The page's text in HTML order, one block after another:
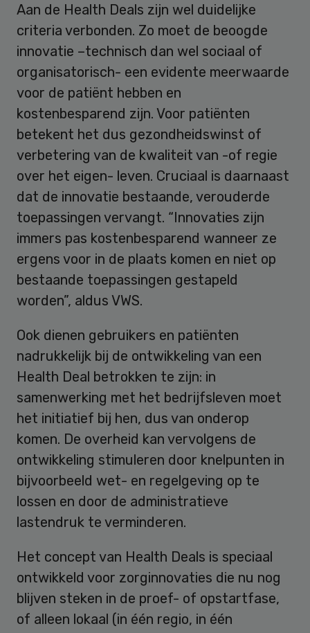
Aan de Health Deals zijn wel duidelijke
criteria verbonden. Zo moet de beoogde
innovatie –technisch dan wel sociaal of
organisatorisch- een evidente meerwaarde
voor de patiënt hebben en
kostenbesparend zijn. Voor patiënten
betekent het dus gezondheidswinst of
verbetering van de kwaliteit van -of regie
over het eigen- leven. Cruciaal is daarnaast
dat de innovatie bestaande, verouderde
toepassingen vervangt. “Innovaties zijn
immers pas kostenbesparend wanneer ze
ergens voor in de plaats komen en niet op
bestaande toepassingen gestapeld
worden”, aldus VWS.
Ook dienen gebruikers en patiënten
nadrukkelijk bij de ontwikkeling van een
Health Deal betrokken te zijn: in
samenwerking met het bedrijfsleven moet
het initiatief bij hen, dus van onderop
komen. De overheid kan vervolgens de
ontwikkeling stimuleren door knelpunten in
bijvoorbeeld wet- en regelgeving op te
lossen en door de administratieve
lastendruk te verminderen.
Het concept van Health Deals is speciaal
ontwikkeld voor zorginnovaties die nu nog
blijven steken in de proef- of opstartfase,
of alleen lokaal (in één regio, in één